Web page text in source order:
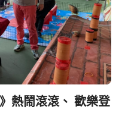
熱鬧滾滾、 歡樂登